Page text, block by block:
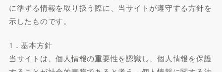
に準ずる情報を取り扱う際に、当サイトが遵守する方針を
示したものです。
1．基本方針
当サイトは、個人情報の重要性を認識し、個人情報を保護